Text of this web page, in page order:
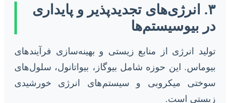
۳. انرژی‌های تجدیدپذیر و پایداری
در بیوسیستم‌ها
تولید انرژی از منابع زیستی و بهینه‌سازی فرآیندهای
بیوماس. این حوزه شامل بیوگاز، بیواتانول، سلول‌های
سوختی میکروبی و سیستم‌های انرژی خورشیدی
زیستی است.